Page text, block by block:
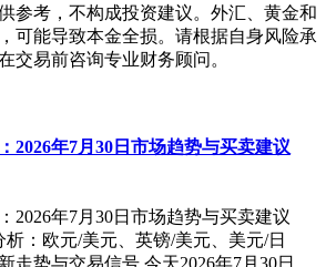
参考，不构成投资建议。外汇、黄金和
可能导致本金全损。请根据自身风险承
交易前咨询专业财务顾问。
2026年7月30日市场趋势与买卖建议
2026年7月30日市场趋势与买卖建议
析：欧元/美元、英镑/美元、美元/日